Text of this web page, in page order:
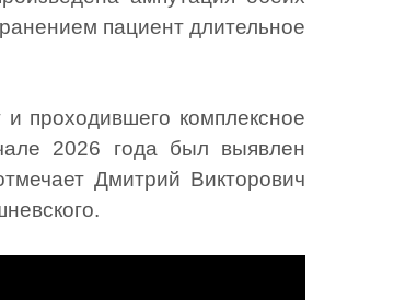
пациент длительное
проходившего комплексное
2026 года был выявлен
Дмитрий Викторович